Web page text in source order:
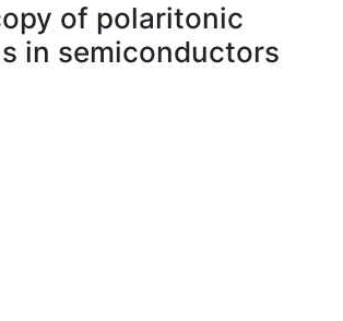
of polaritonic
in semiconductors